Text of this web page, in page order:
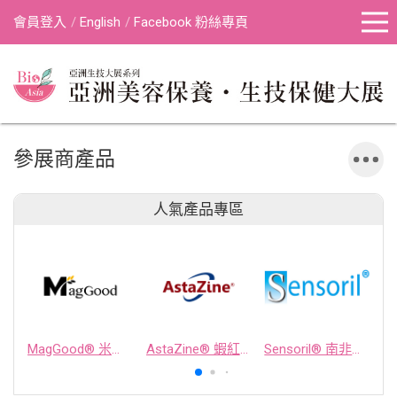
會員登入 English Facebook 粉絲專頁
參展商產品
人氣產品專區
MagGood® 米源鎂® 米糠濃縮物 AstaZine® 蝦紅素 Sensoril® 南非醉茄萃取物